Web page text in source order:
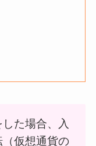
た場合、入
仮想通貨の